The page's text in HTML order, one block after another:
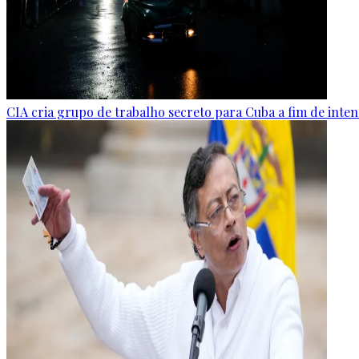
CIA cria grupo de trabalho secreto para Cuba a fim de